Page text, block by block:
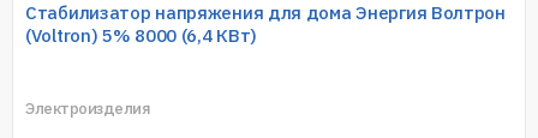
Стабилизатор напряжения для дома Энергия Волтрон
(Voltron) 5% 8000 (6,4 КВт)
Электроизделия